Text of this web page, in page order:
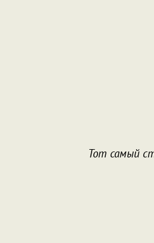
Тот самый